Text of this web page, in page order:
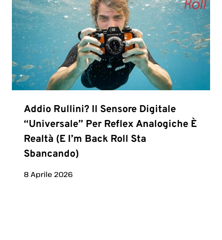
Addio Rullini? Il Sensore Digitale
“universale” Per Reflex Analogiche È
Realtà (e I’m Back Roll Sta
Sbancando)
8 Aprile 2026